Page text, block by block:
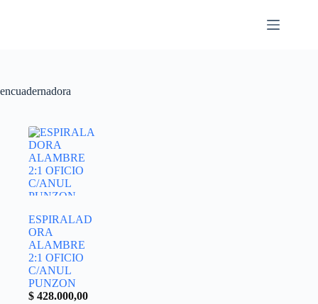
encuadernadora
ESPIRALAD
ORA
ALAMBRE
2:1 OFICIO
C/ANUL
PUNZON
$ 428.000,00